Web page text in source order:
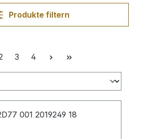
Produkte filtern
Seite
3 Seite
4